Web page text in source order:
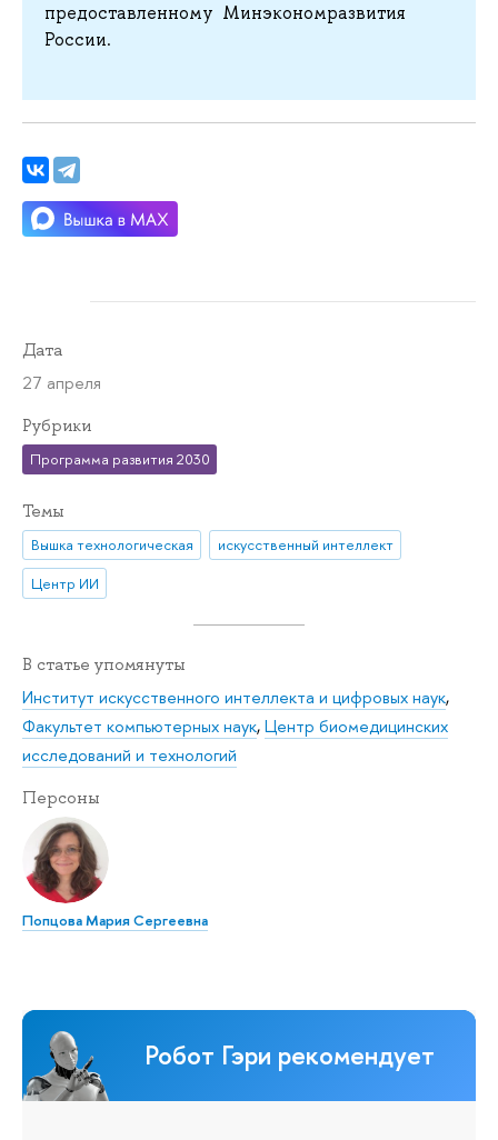
предоставленному Минэкономразвития
России.
Дата
27 апреля
Рубрики
Программа развития 2030
Темы
Вышка технологическая
искусственный интеллект
Центр ИИ
В статье упомянуты
Институт искусственного интеллекта и цифровых наук,
Факультет компьютерных наук,Центр биомедицинских
исследований и технологий
Персоны
Попцова Мария Сергеевна
Робот Гэри рекомендует